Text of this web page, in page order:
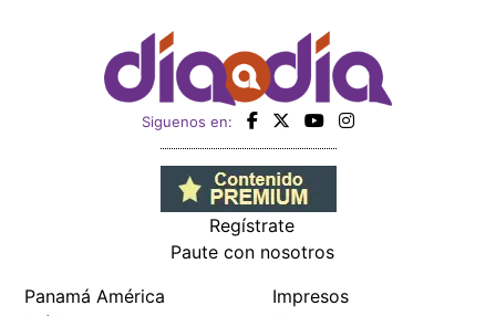
Siguenos en:
Regístrate
Paute con nosotros
Panamá América
Impresos